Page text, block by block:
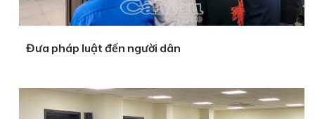
Đưa pháp luật đến người dân